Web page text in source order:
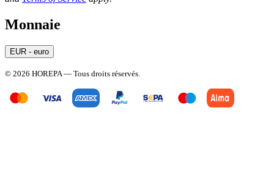
Monnaie
EUR - euro
© 2026 HOREPA — Tous droits réservés.